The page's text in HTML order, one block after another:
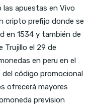
las apuestas en Vivo
cripto prefijo donde se
en 1534 y también de
Trujillo el 29 de
en peru en el
código promocional
ofrecerá mayores
prevision